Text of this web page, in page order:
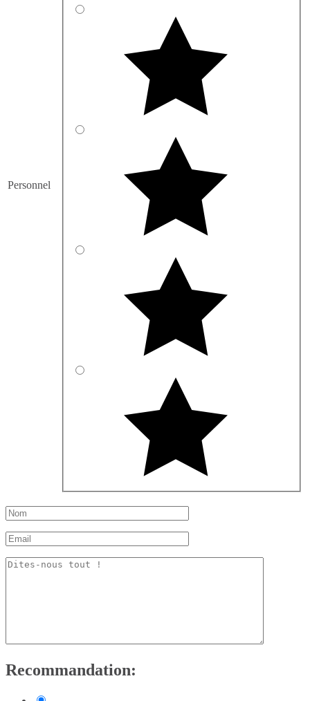
Personnel
Recommandation: